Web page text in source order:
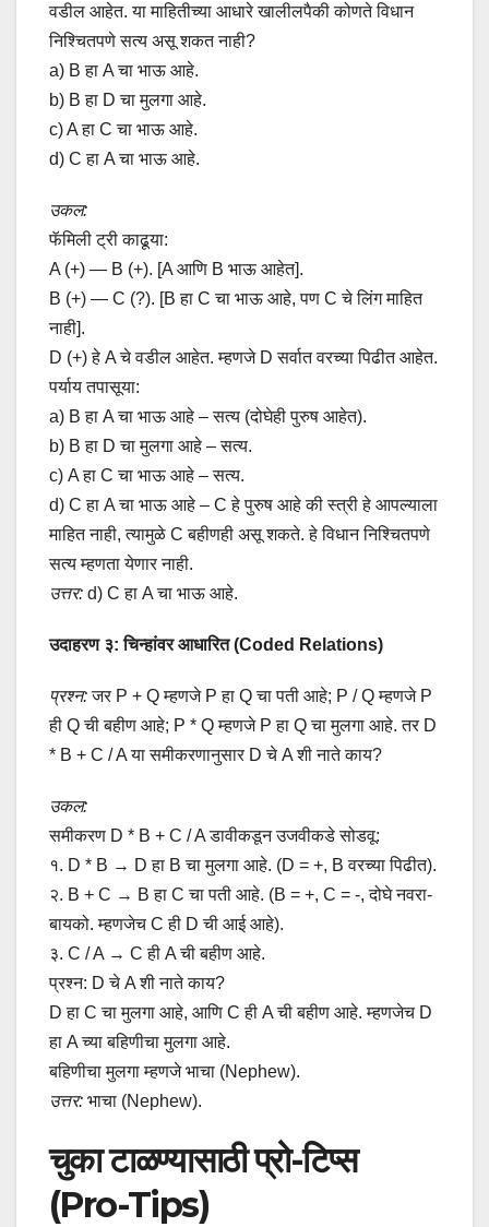
वडील आहेत. या माहितीच्या आधारे खालीलपैकी कोणते विधान
निश्चितपणे सत्य असू शकत नाही?
a) B हा A चा भाऊ आहे.
b) B हा D चा मुलगा आहे.
c) A हा C चा भाऊ आहे.
d) C हा A चा भाऊ आहे.
उकल:
फॅमिली ट्री काढूया:
A (+) — B (+). [A आणि B भाऊ आहेत].
B (+) — C (?). [B हा C चा भाऊ आहे, पण C चे लिंग माहित
नाही].
D (+) हे A चे वडील आहेत. म्हणजे D सर्वात वरच्या पिढीत आहेत.
पर्याय तपासूया:
a) B हा A चा भाऊ आहे – सत्य (दोघेही पुरुष आहेत).
b) B हा D चा मुलगा आहे – सत्य.
c) A हा C चा भाऊ आहे – सत्य.
d) C हा A चा भाऊ आहे – C हे पुरुष आहे की स्त्री हे आपल्याला
माहित नाही, त्यामुळे C बहीणही असू शकते. हे विधान निश्चितपणे
सत्य म्हणता येणार नाही.
उत्तर: d) C हा A चा भाऊ आहे.
उदाहरण ३: चिन्हांवर आधारित (Coded Relations)
प्रश्न:जर P + Q म्हणजे P हा Q चा पती आहे; P / Q म्हणजे P
ही Q ची बहीण आहे; P * Q म्हणजे P हा Q चा मुलगा आहे. तर D
* B + C / A या समीकरणानुसार D चे A शी नाते काय?
उकल:
समीकरण D * B + C / A डावीकडून उजवीकडे सोडवू:
१. D * B → D हा B चा मुलगा आहे. (D = +, B वरच्या पिढीत).
२. B + C → B हा C चा पती आहे. (B = +, C = -, दोघे नवरा-
बायको. म्हणजेच C ही D ची आई आहे).
३. C / A → C ही A ची बहीण आहे.
प्रश्न: D चे A शी नाते काय?
D हा C चा मुलगा आहे, आणि C ही A ची बहीण आहे. म्हणजेच D
हा A च्या बहिणीचा मुलगा आहे.
बहिणीचा मुलगा म्हणजे भाचा (Nephew).
उत्तर: भाचा (Nephew).
चुका टाळण्यासाठी प्रो-टिप्स
(Pro-Tips)